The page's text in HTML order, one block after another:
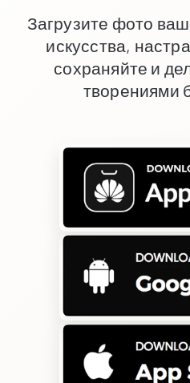
Загрузите фото
искусства,
сохраняйте и
творениями